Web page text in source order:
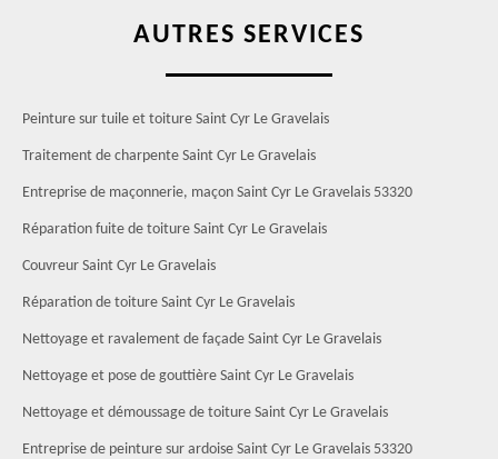
AUTRES SERVICES
Peinture sur tuile et toiture Saint Cyr Le Gravelais
Traitement de charpente Saint Cyr Le Gravelais
Entreprise de maçonnerie, maçon Saint Cyr Le Gravelais 53320
Réparation fuite de toiture Saint Cyr Le Gravelais
Couvreur Saint Cyr Le Gravelais
Réparation de toiture Saint Cyr Le Gravelais
Nettoyage et ravalement de façade Saint Cyr Le Gravelais
Nettoyage et pose de gouttière Saint Cyr Le Gravelais
Nettoyage et démoussage de toiture Saint Cyr Le Gravelais
Entreprise de peinture sur ardoise Saint Cyr Le Gravelais 53320